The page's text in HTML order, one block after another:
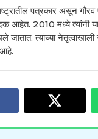
पत्रकार असून गौरव
2010 मध्ये त्यांनी या
जातात. त्यांच्या